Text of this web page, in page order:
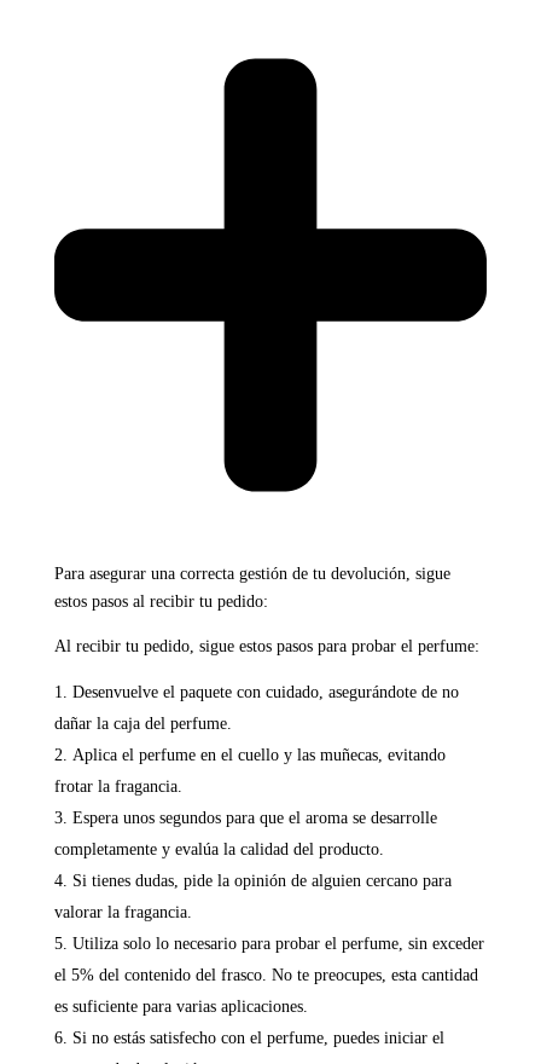
Para asegurar una correcta gestión de tu devolución, sigue
estos pasos al recibir tu pedido:
Al recibir tu pedido, sigue estos pasos para probar el perfume:
Desenvuelve el paquete con cuidado, asegurándote de no
dañar la caja del perfume.
Aplica el perfume en el cuello y las muñecas, evitando
frotar la fragancia.
Espera unos segundos para que el aroma se desarrolle
completamente y evalúa la calidad del producto.
Si tienes dudas, pide la opinión de alguien cercano para
valorar la fragancia.
Utiliza solo lo necesario para probar el perfume, sin exceder
el 5% del contenido del frasco. No te preocupes, esta cantidad
es suficiente para varias aplicaciones.
Si no estás satisfecho con el perfume, puedes iniciar el